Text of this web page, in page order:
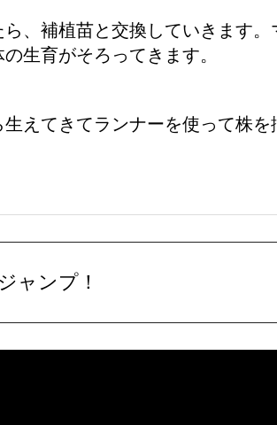
、補植苗と交換していきます
生育がそろってきます。
えてきてランナーを使って株を
ャンプ！